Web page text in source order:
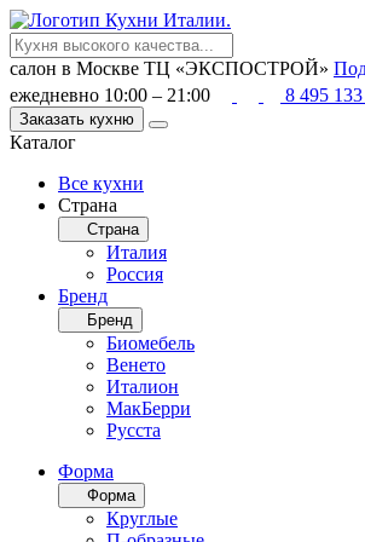
салон в Москве ТЦ «ЭКСПОСТРОЙ»
ежедневно 10:00 – 21:00
8 495
Заказать кухню
Каталог
Все кухни
Страна
Страна
Италия
Россия
Бренд
Бренд
Биомебель
Венето
Италион
МакБерри
Русста
Форма
Форма
Круглые